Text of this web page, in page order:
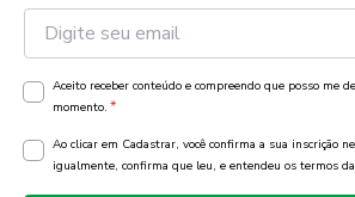
Aceito receber conteúdo e compreendo que posso me
momento. *
Ao clicar em Cadastrar, você confirma a sua inscrição
igualmente, confirma que leu, e entendeu os termos da